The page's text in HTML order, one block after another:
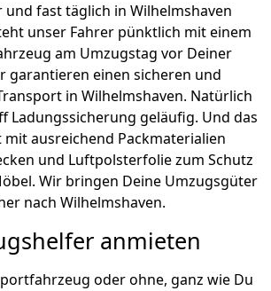
und fast täglich in Wilhelmshaven
unser Fahrer pünktlich mit einem
am Umzugstag vor Deiner
garantieren einen sicheren und
in Wilhelmshaven. Natürlich
Ladungssicherung geläufig. Und das
mit ausreichend Packmaterialien
und Luftpolsterfolie zum Schutz
Wir bringen Deine Umzugsgüter
nach Wilhelmshaven.
anmieten
oder ohne, ganz wie Du